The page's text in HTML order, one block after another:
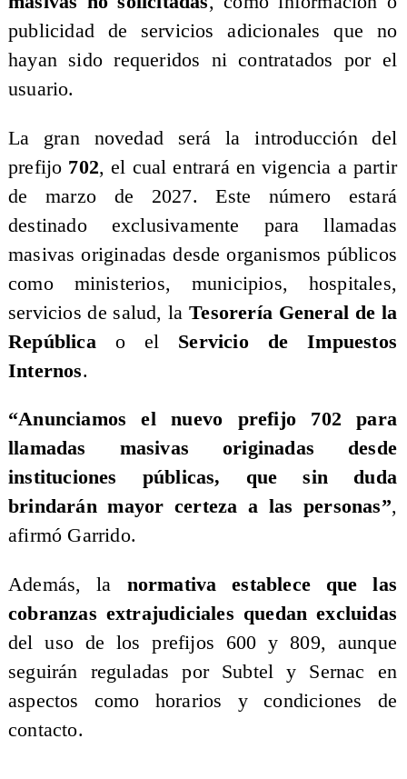
publicidad de servicios adicionales que no
hayan sido requeridos ni contratados por el
usuario.
La gran novedad será la introducción del
prefijo 702, el cual entrará en vigencia a partir
de marzo de 2027. Este número estará
destinado exclusivamente para llamadas
masivas originadas desde organismos públicos
como ministerios, municipios, hospitales,
servicios de salud, laTesorería General de la
República o el Servicio de Impuestos
Internos.
“Anunciamos el nuevo prefijo 702 para
llamadas masivas originadas desde
instituciones públicas, que sin duda
brindarán mayor certeza a las personas”,
afirmó Garrido.
Además, la normativa establece que las
cobranzas extrajudiciales quedan excluidas
del uso de los prefijos 600 y 809, aunque
seguirán reguladas por Subtel y Sernac en
aspectos como horarios y condiciones de
contacto.